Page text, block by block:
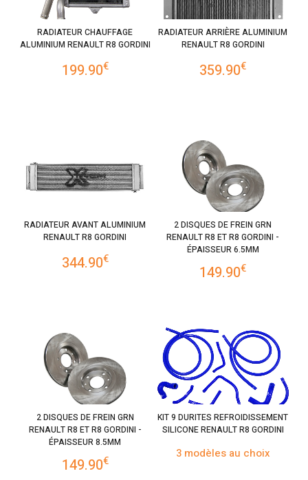
RADIATEUR CHAUFFAGE
ALUMINIUM RENAULT R8 GORDINI
199.90€
RADIATEUR ARRIÈRE ALUMINIUM
RENAULT R8 GORDINI
359.90€
RADIATEUR AVANT ALUMINIUM
RENAULT R8 GORDINI
344.90€
2 DISQUES DE FREIN GRN
RENAULT R8 ET R8 GORDINI -
ÉPAISSEUR 6.5MM
149.90€
2 DISQUES DE FREIN GRN
RENAULT R8 ET R8 GORDINI -
ÉPAISSEUR 8.5MM
149.90€
KIT 9 DURITES REFROIDISSEMENT
SILICONE RENAULT R8 GORDINI
3 modèles au choix